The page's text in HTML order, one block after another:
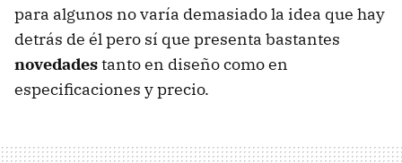
para algunos no varía demasiado la idea que hay
detrás de él pero sí que presenta bastantes
novedadestanto en diseño como en
especificaciones y precio.